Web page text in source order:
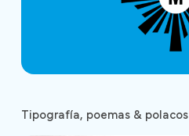
Tipografía, poemas & polacos